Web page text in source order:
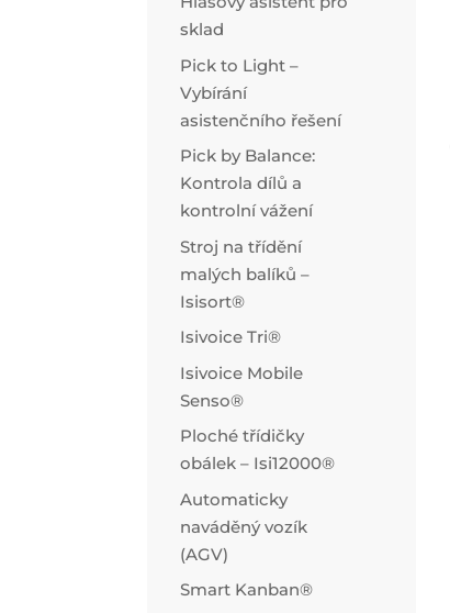
sklad
Pick to Light –
Vybírání
asistenčního řešení
Pick by Balance:
Kontrola dílů a
kontrolní vážení
Stroj na třídění
malých balíků –
Isisort®
Isivoice Tri®
Isivoice Mobile
Senso®
Ploché třídičky
obálek – Isi12000®
Automaticky
naváděný vozík
(AGV)
Smart Kanban®